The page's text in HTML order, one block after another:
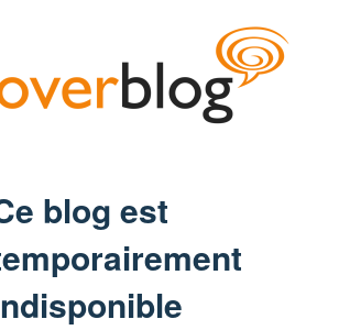
blog est